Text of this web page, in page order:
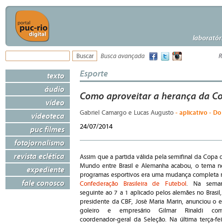
Busca avançada
texto
áudio
vídeo
videoteca
puc filmes
fotojornalismo
revista eclética
expediente
fale conosco
Esporte
Como aproveitar a herança da
Gabriel Camargo e Lucas Augusto - aplicativo -
24/07/2014
Assim que a partida válida pela semifinal da Copa
Mundo entre Brasil e Alemanha acabou, o tema
programas esportivos era uma mudança completa
Confederação Brasileira de Futebol. Na
seguinte ao 7 a 1 aplicado pelos alemães no
presidente da CBF, José Maria Marin, anunciou o
goleiro e empresário Gilmar Rinaldi
coordenador-geral da Seleção. Na última terça-